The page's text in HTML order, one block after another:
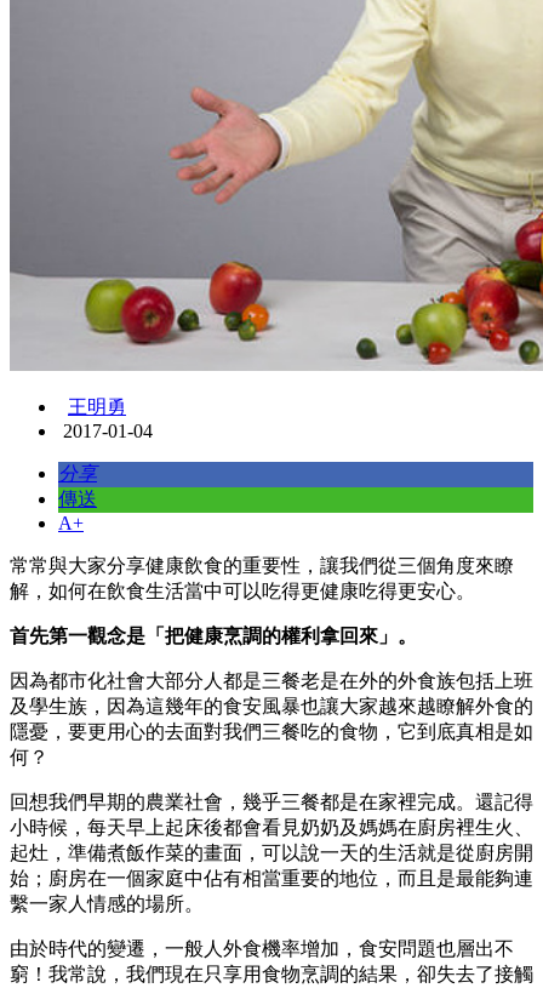
王明勇
2017-01-04
分享
傳送
A+
常常與大家分享健康飲食的重要性，讓我們從三個角度來瞭
解，如何在飲食生活當中可以吃得更健康吃得更安心。
首先第一觀念是「把健康烹調的權利拿回來」。
因為都市化社會大部分人都是三餐老是在外的外食族包括上班
及學生族，因為這幾年的食安風暴也讓大家越來越瞭解外食的
隱憂，要更用心的去面對我們三餐吃的食物，它到底真相是如
何？
回想我們早期的農業社會，幾乎三餐都是在家裡完成。還記得
小時候，每天早上起床後都會看見奶奶及媽媽在廚房裡生火、
起灶，準備煮飯作菜的畫面，可以說一天的生活就是從廚房開
始；廚房在一個家庭中佔有相當重要的地位，而且是最能夠連
繫一家人情感的場所。
由於時代的變遷，一般人外食機率增加，食安問題也層出不
窮！我常說，我們現在只享用食物烹調的結果，卻失去了接觸